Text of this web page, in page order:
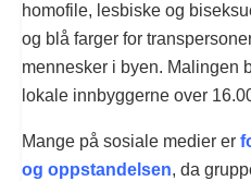
homofile, lesbiske og
og blå farger for
mennesker i byen. Malingen
lokale innbyggerne over
Mange på sosiale medier er
og oppstandelsen, da